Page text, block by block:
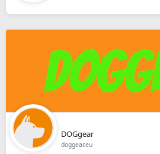
DOGgear
doggear.eu